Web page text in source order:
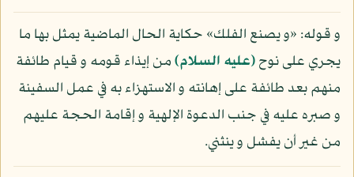
و قوله: «و يصنع الفلك» حكاية الحال الماضية يمثل بها ما
يجري على نوح(عليه السلام)من إيذاء قومه و قيام طائفة
منهم بعد طائفة على إهانته و الاستهزاء به في عمل السفينة
و صبره عليه في جنب الدعوة الإلهية و إقامة الحجة عليهم
من غير أن يفشل و ينثني.